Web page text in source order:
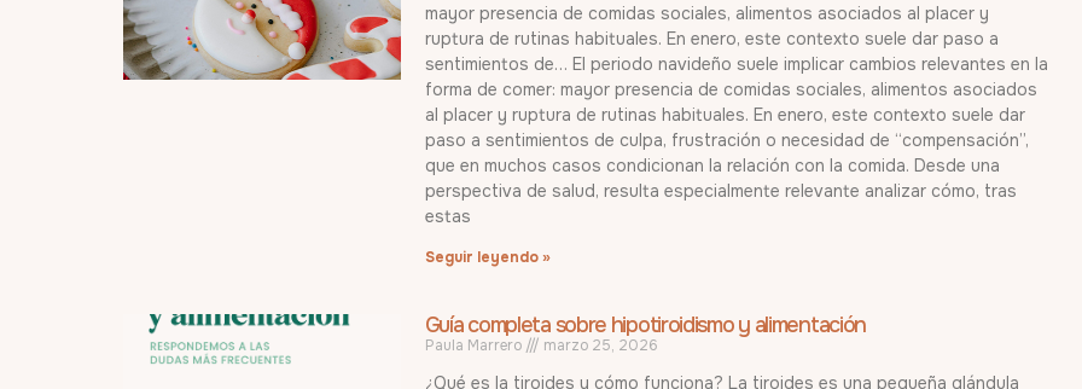
mayor presencia de comidas sociales, alimentos asociados al placer y
ruptura de rutinas habituales. En enero, este contexto suele dar paso a
sentimientos de… El periodo navideño suele implicar cambios relevantes en la
forma de comer: mayor presencia de comidas sociales, alimentos asociados
al placer y ruptura de rutinas habituales. En enero, este contexto suele dar
paso a sentimientos de culpa, frustración o necesidad de “compensación”,
que en muchos casos condicionan la relación con la comida. Desde una
perspectiva de salud, resulta especialmente relevante analizar cómo, tras
estas
Seguir leyendo »
Guía completa sobre hipotiroidismo y alimentación
Paula Marrero marzo 25, 2026
¿Qué es la tiroides y cómo funciona? La tiroides es una pequeña glándula